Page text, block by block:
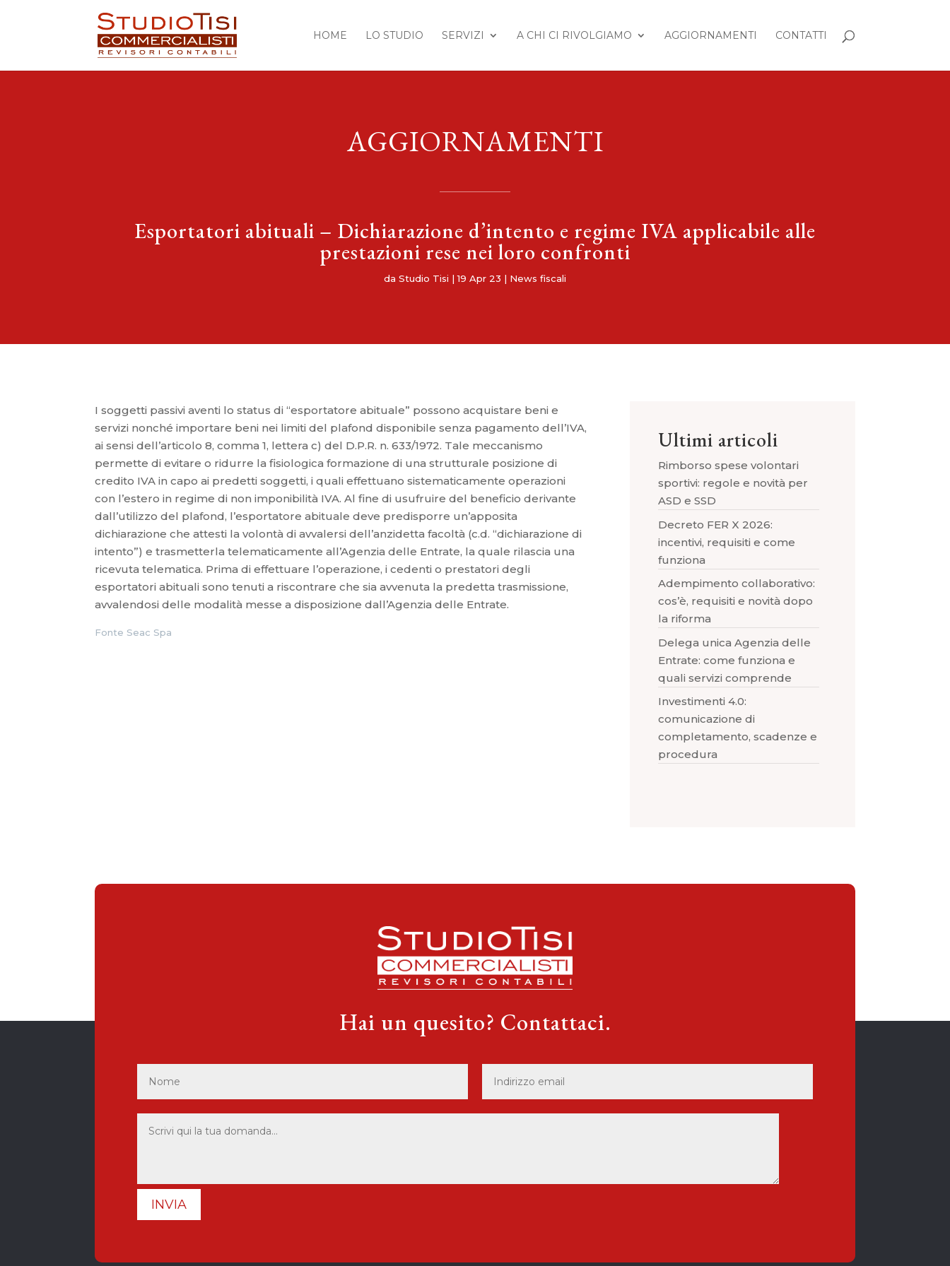
HOME LO STUDIO SERVIZI A CHI CI RIVOLGIAMO AGGIORNAMENTI CONTATTI
AGGIORNAMENTI
Esportatori abituali – Dichiarazione d’intento e regime IVA applicabile alle
prestazioni rese nei loro confronti
da Studio Tisi |19 Apr 23 | News fiscali
I soggetti passivi aventi lo status di “esportatore abituale” possono acquistare beni e
servizi nonché importare beni nei limiti del plafond disponibile senza pagamento dell’IVA,
ai sensi dell’articolo 8, comma 1, lettera c) del D.P.R. n. 633/1972. Tale meccanismo
permette di evitare o ridurre la fisiologica formazione di una strutturale posizione di
credito IVA in capo ai predetti soggetti, i quali effettuano sistematicamente operazioni
con l’estero in regime di non imponibilità IVA. Al fine di usufruire del beneficio derivante
dall’utilizzo del plafond, l’esportatore abituale deve predisporre un’apposita
dichiarazione che attesti la volontà di avvalersi dell’anzidetta facoltà (c.d. “dichiarazione di
intento”) e trasmetterla telematicamente all’Agenzia delle Entrate, la quale rilascia una
ricevuta telematica. Prima di effettuare l’operazione, i cedenti o prestatori degli
esportatori abituali sono tenuti a riscontrare che sia avvenuta la predetta trasmissione,
avvalendosi delle modalità messe a disposizione dall’Agenzia delle Entrate.
Fonte Seac Spa
Ultimi articoli
Rimborso spese volontari
sportivi: regole e novità per
ASD e SSD
Decreto FER X 2026:
incentivi, requisiti e come
funziona
Adempimento collaborativo:
cos’è, requisiti e novità dopo
la riforma
Delega unica Agenzia delle
Entrate: come funziona e
quali servizi comprende
Investimenti 4.0:
comunicazione di
completamento, scadenze e
procedura
Hai un quesito? Contattaci.
INVIA